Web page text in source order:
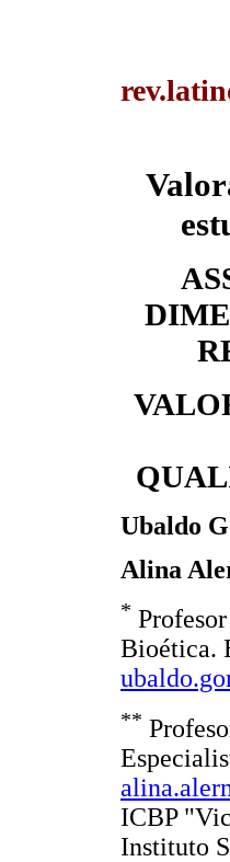
Ubaldo
Alina
*
Bioética.
**
ICBP
Instituto